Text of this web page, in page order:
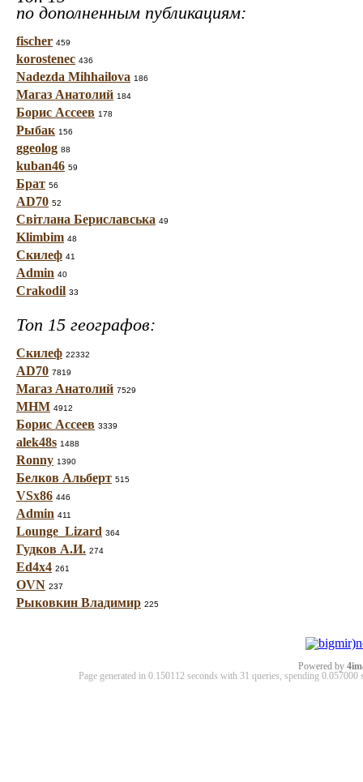
по дополненным публикациям:
fischer 459
korostenec 436
Nadezda Mihhailova 186
Магаз Анатолий 184
Борис Ассеев 178
Рыбак 156
ggeolog 88
kuban46 59
Брат 56
AD70 52
Світлана Бериславська 49
Klimbim 48
Скилеф 41
Admin 40
Crakodil 33
Топ 15 географов:
Скилеф 22332
AD70 7819
Магаз Анатолий 7529
МНМ 4912
Борис Ассеев 3339
alek48s 1488
Ronny 1390
Белков Альберт 515
VSx86 446
Admin 411
Lounge_Lizard 364
Гудков А.И. 274
Ed4x4 261
OVN 237
Рыковкин Владимир 225
Powered by
Page generated in 0.150112 seconds with 31 queries, spending